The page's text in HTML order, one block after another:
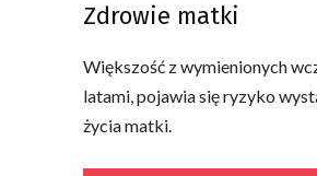
Zdrowie matki
Większość z wymienionych
latami, pojawia się ryzyko
życia matki.